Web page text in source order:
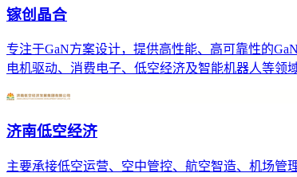
镓创晶合
专注于GaN方案设计，提供高性能、高可靠性的
电机驱动、消费电子、低空经济及智能机器人等领
济南低空经济
主要承接低空运营、空中管控、航空智造、机场管